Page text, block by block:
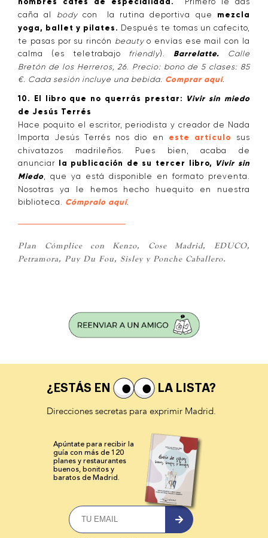
caña al bodycon la rutina deportiva que mezcla
yoga, ballet y pilates. Después te tomas un cafecito,
te pasas por su rincón beautyo envías ese mail con la
calma (es teletrabajo friendly). Barrelatte.
Calle
Bretón de los Herreros, 26
Precio: bono de 5 clases: 85
€. Cada sesión incluye una bebida. Comprar aquí.
10. El libro que no querrás prestar: Vivir sin miedo
de Jesús Terrés
Hace poquito el escritor, periodista y creador de Nada
Importa Jesús Terrés nos dio en este artículo sus
chivatazos madrileños. Pues bien, acaba de
anunciar
la publicación de su tercer libro, Vivir sin
Miedo , que ya está disponible en formato preventa.
Nosotras ya le hemos hecho huequito en nuestra
biblioteca. Cómpralo aquí.
Plan Cómplice con Kenzo, Cose Madrid, EDUCO,
Petramora, Puy Du Fou, Sisley y Ponche Caballero.
¿ESTÁS EN
LA LISTA?
Direcciones secretas para exprimir Madrid.
Apúntate para recibir la
guía con más de 120
planes y restaurantes
buenos, bonitos y
baratos de Madrid.